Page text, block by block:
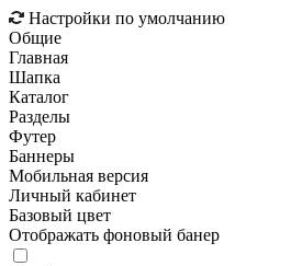
Настройки по умолчанию
Общие
Главная
Шапка
Каталог
Разделы
Футер
Баннеры
Мобильная версия
Личный кабинет
Базовый цвет
Отображать фоновый банер